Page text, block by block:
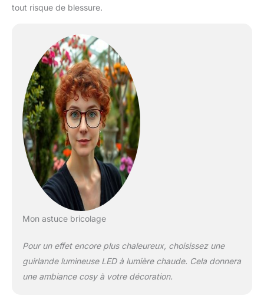
tout risque de blessure.
Mon astuce bricolage
Pour un effet encore plus chaleureux, choisissez une
guirlande lumineuse LED à lumière chaude. Cela donnera
une ambiance cosy à votre décoration.